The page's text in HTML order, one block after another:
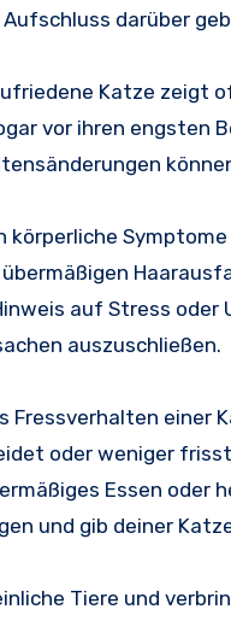
darüber
Katze zeigt
vor ihren engsten
körperliche
übermäßigen
auf Stress
auszuschließen.
Fressverhalten einer
oder weniger
Essen oder
und gib deiner
Tiere und